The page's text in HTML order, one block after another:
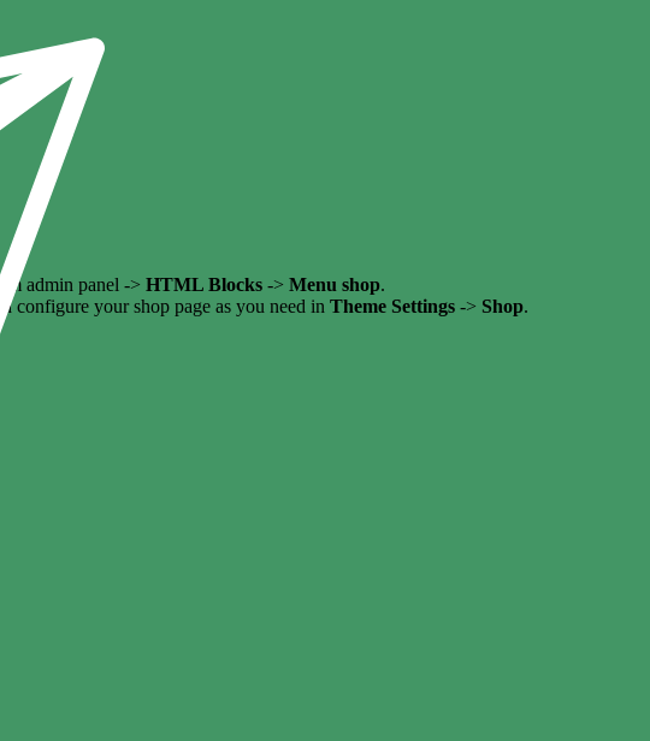
admin panel -> HTML Blocks -> Menu shop.
configure your shop page as you need in Theme Settings -> Shop.